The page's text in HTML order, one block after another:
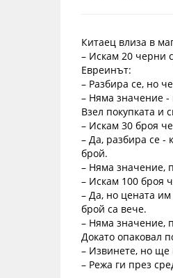
Китаец влиза в
– Искам 20 черни
Евреинът:
– Разбира се, но
– Няма значение -
Взел покупката и
– Искам 30 броя
– Да, разбира се -
брой.
– Няма значение,
– Искам 100 броя
– Да, но цената им
брой са вече.
– Няма значение,
Докато опаковал
– Извинете, но ще
– Режа ги през